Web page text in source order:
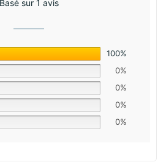
Basé sur 1 avis
100%
0%
0%
0%
0%